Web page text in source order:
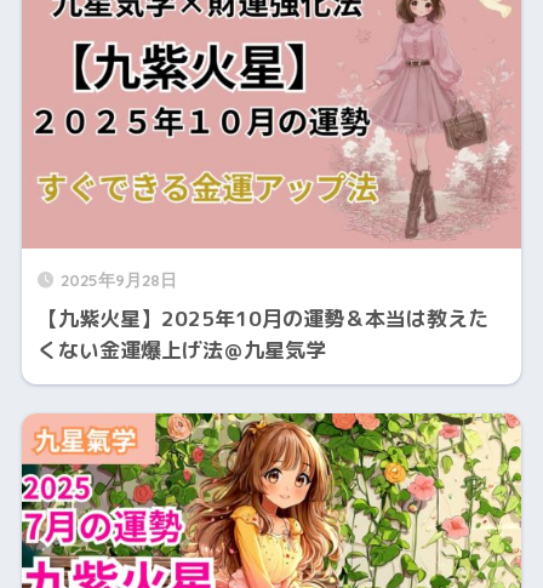
2025年9月28日
【九紫火星】2025年10月の運勢＆本当は教えた
くない金運爆上げ法＠九星気学